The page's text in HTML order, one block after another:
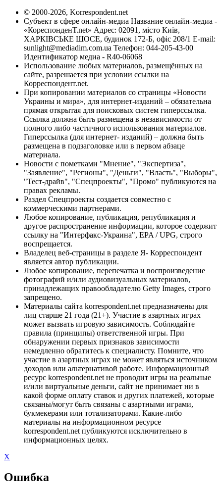
© 2000-2026, Korrespondent.net
Субъект в сфере онлайн-медиа Название онлайн-медиа -
«КореспонденТ.net» Адрес: 02091, місто Київ,
ХАРКІВСЬКЕ ШОСЕ, будинок 172-Б, офіс 208/1 E-mail:
sunlight@mediadim.com.ua Телефон: 044-205-43-00
Идентификатор медиа - R40-06068
Использование любых материалов, размещённых на
сайте, разрешается при условии ссылки на
Корреспондент.net.
При копировании материалов со страницы «Новости
Украины и мира», для интернет-изданий – обязательна
прямая открытая для поисковых систем гиперссылка.
Ссылка должна быть размещена в независимости от
полного либо частичного использования материалов.
Гиперссылка (для интернет- изданий) – должна быть
размещена в подзаголовке или в первом абзаце
материала.
Новости с пометками "Мнение", "Экспертиза",
"Заявление", "Регионы", "Деньги", "Власть", "Выборы",
"Тест-драйв", "Спецпроекты", "Промо" публикуются на
правах рекламы.
Раздел Спецпроекты создается совместно с
коммерческими партнерами.
Любое копирование, публикация, републикация и
другое распространение информации, которое содержит
ссылку на "Интерфакс-Украина", EPA / UPG, строго
воспрещается.
Владелец веб-страницы в разделе Я- Корреспондент
является автор публикации.
Любое копирование, перепечатка и воспроизведение
фотографий и/или аудиовизуальных материалов,
принадлежащих правообладателю Getty Images, строго
запрещено.
Материалы сайта korrespondent.net предназначены для
лиц старше 21 года (21+). Участие в азартных играх
может вызвать игровую зависимость. Соблюдайте
правила (принципы) ответственной игры. При
обнаружении первых признаков зависимости
немедленно обратитесь к специалисту. Помните, что
участие в азартных играх не может являться источником
доходов или альтернативой работе. Информационный
ресурс korrespondent.net не проводит игры на реальные
и/или виртуальные деньги, сайт не принимает ни в
какой форме оплату ставок и других платежей, которые
связаны/могут быть связаны с азартными играми,
букмекерами или тотализаторами. Какие-либо
материалы на информационном ресурсе
korrespondent.net публикуются исключительно в
информационных целях.
X
Ошибка